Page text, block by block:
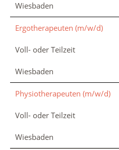
Wiesbaden
Ergotherapeuten (m/w/d)
Voll- oder Teilzeit
Wiesbaden
Physiotherapeuten (m/w/d)
Voll- oder Teilzeit
Wiesbaden